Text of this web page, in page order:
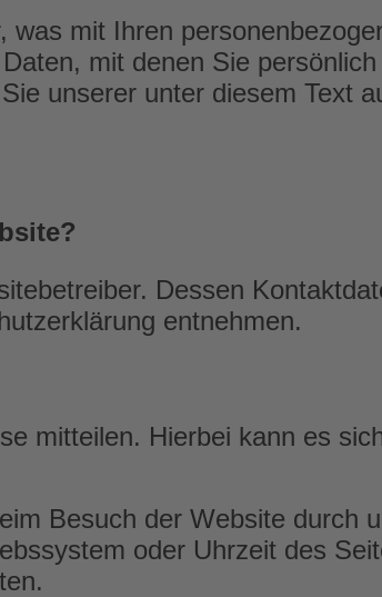
mit Ihren
mit denen Sie
unserer unter diesem Text
Dessen
entnehmen.
mitteilen. Hierbei kann es
Besuch der Website durch
oder Uhrzeit des